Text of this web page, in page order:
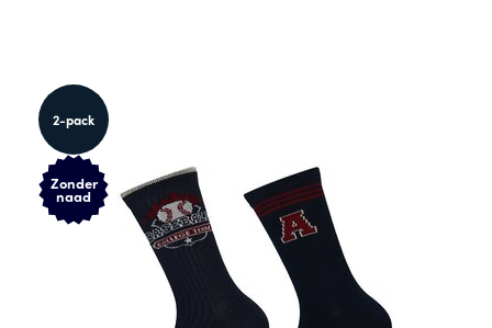
2-pack
Zonder
naad